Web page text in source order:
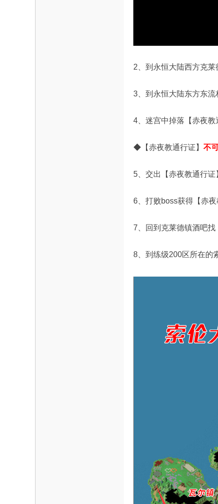
2、到永恒大陆西方克
3、到永恒大陆东方东
4、迷宫中掉落【赤夜
◆ 【赤夜教通行证】 不
5、交出【赤夜教通行证
6、打败boss获得【赤
7、回到克莱德镇酒吧找
8、到练级200区所在的